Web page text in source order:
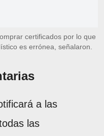
certificados por lo que
es errónea, señalaron.
a las
las